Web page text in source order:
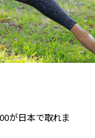
が日本で取れま